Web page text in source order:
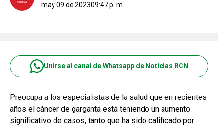
may 09 de 202309:47 p. m.
Unirse al canal de Whatsapp de Noticias RCN
Preocupa a los especialistas de la salud que en recientes
años el cáncer de garganta está teniendo un aumento
significativo de casos, tanto que ha sido calificado por